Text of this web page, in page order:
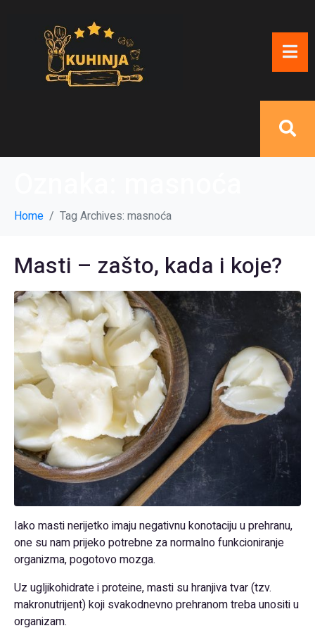
Home Tag Archives: masnoća
Masti – zašto, kada i koje?
Iako masti nerijetko imaju negativnu konotaciju u prehranu,
one su nam prijeko potrebne za normalno funkcioniranje
organizma, pogotovo mozga.
Uz ugljikohidrate i proteine, masti su hranjiva tvar (tzv.
makronutrijent) koji svakodnevno prehranom treba unositi u
organizam.